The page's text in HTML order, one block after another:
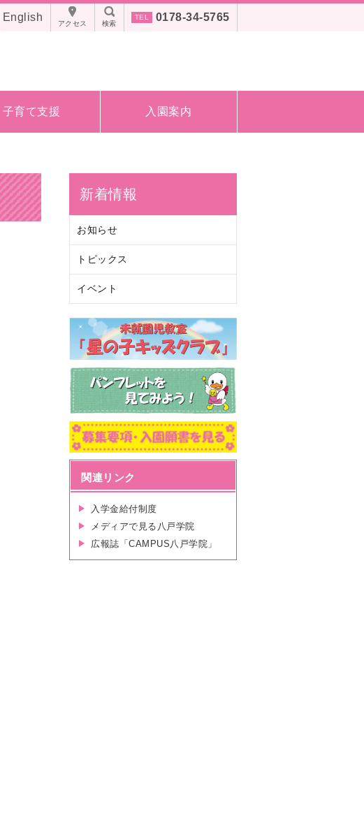
0178-34-5765
検索
English
アクセス
子育て支援 入園案内
新着情報
お知らせ
トピックス
イベント
関連リンク
入学金給付制度
メディアで見る八戸学院
広報誌「CAMPUS八戸学院」